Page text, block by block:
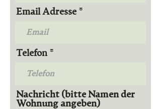
Email Adresse
Telefon
Nachricht (bitte Namen der
Wohnung angeben)